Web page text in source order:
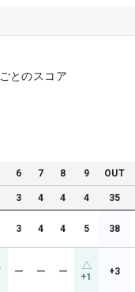
とのスコア
6 7 8 9 OUT
3 4 4 4 35
3 4 4 5 38
ー ー ー +1 +3